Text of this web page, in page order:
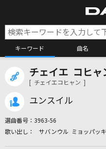
キーワード 曲名
カラ
チェイエ コヒャ
[ チェイエコヒャン ]
ユンスイル
選曲番号： 3963-56
サバンウル ミョッパッ